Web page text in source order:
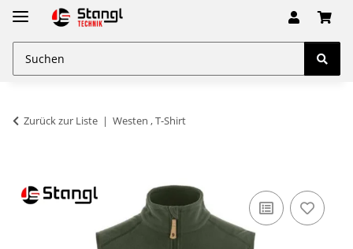
Zurück zur Liste Westen , T-Shirt